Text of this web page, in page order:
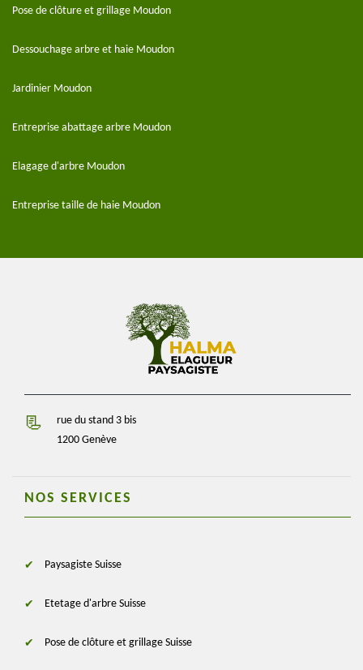
Pose de clôture et grillage Moudon
Dessouchage arbre et haie Moudon
Jardinier Moudon
Entreprise abattage arbre Moudon
Elagage d'arbre Moudon
Entreprise taille de haie Moudon
rue du stand 3 bis
1200 Genève
NOS SERVICES
Paysagiste Suisse
Etetage d'arbre Suisse
Pose de clôture et grillage Suisse